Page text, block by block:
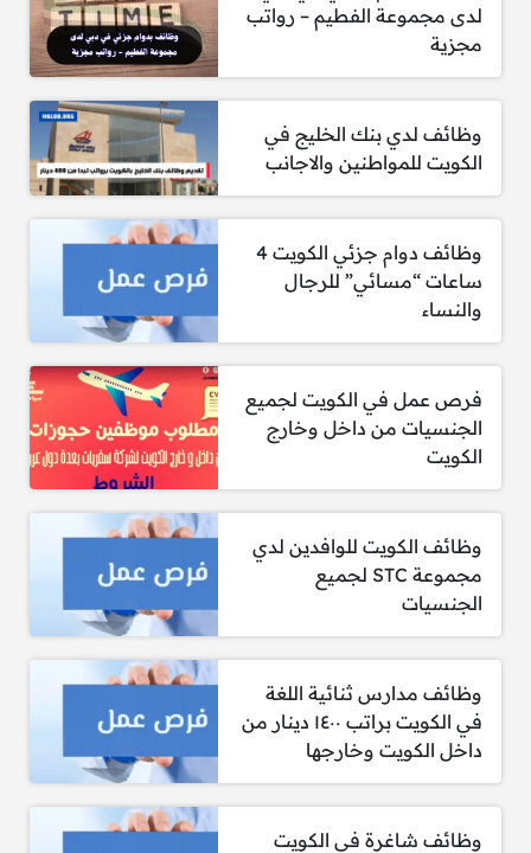
المؤهلات المطلوبة:
والميزانية.
خبرة في التدقيق والامتثال للأنظمة المالية.
مهارة في استخدام برامج المحاسبة.
القدرة على العمل بشكل مستقل وضمن فريق.
بكالوريوس في المحاسبة أو المالية.
إجادة العربية والإنجليزية شرط أساسي.
الراتب والمزايا:
تُعلن شركة في الكويت عن توفر وظائف بدوام جزئي
للرجال والنساء من جميع الجنسيات، مع رواتب
مجزية ومزايا تنافسية. الفرص متاحة لأصحاب
الخبرة الحديثة في مختلف التخصصات.
الراتب:
يبدأ الراتب من 250 دينار كويتي شهريًا، ويصل
إلى 500 دينار كويتي حسب الخبرة وطبيعة
العمل.
المزايا:
حوافز إضافية تصل إلى 100 دينار كويتي شهريًا
لدى مجموعة الفطيم – رواتب
مجزية
وظائف لدي بنك الخليج في
الكويت للمواطنين والاجانب
وظائف دوام جزئي الكويت 4
ساعات “مسائي” للرجال
والنساء
فرص عمل في الكويت لجميع
الجنسيات من داخل وخارج
الكويت
وظائف الكويت للوافدين لدي
مجموعة STC لجميع
الجنسيات
وظائف مدارس ثنائية اللغة
في الكويت براتب ١٤٠٠ دينار من
داخل الكويت وخارجها
وظائف شاغرة في الكويت